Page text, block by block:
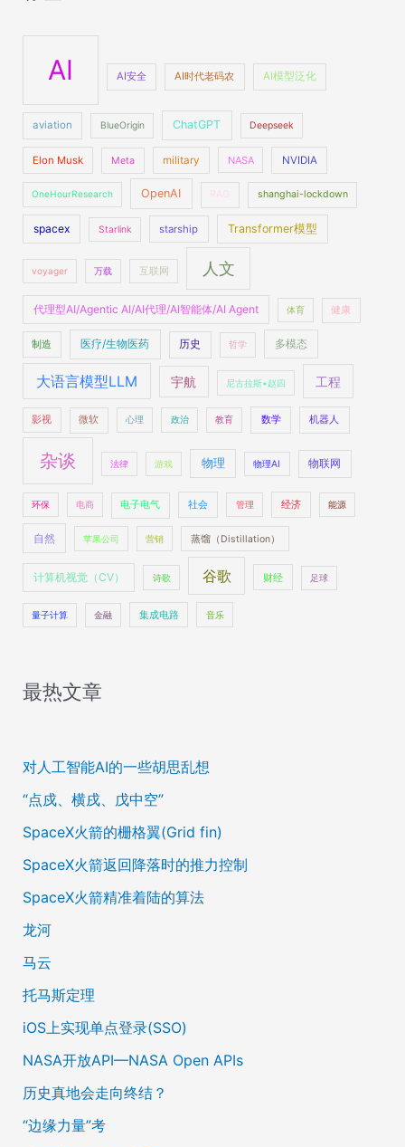
AI AI安全 AI时代老码农 AI模型泛化
aviation BlueOrigin ChatGPT Deepseek
Elon Musk Meta military NASA NVIDIA
OneHourResearch OpenAI RAG shanghai-lockdown
spacex Starlink starship Transformer模型
voyager 万载 互联网 人文
代理型AI/Agentic AI/AI代理/AI智能体/AI Agent 体育 健康
制造 医疗/生物医药 历史 哲学 多模态
大语言模型LLM 宇航 尼古拉斯•赵四 工程
影视 微软 心理 政治 教育 数学 机器人
杂谈 法律 游戏 物理 物理AI 物联网
环保 电商 电子电气 社会 管理 经济 能源
自然 苹果公司 营销 蒸馏（Distillation）
计算机视觉（CV） 诗歌 谷歌 财经 足球
量子计算 金融 集成电路 音乐
最热文章
对人工智能AI的一些胡思乱想
“点戍、横戌、戊中空”
SpaceX火箭的栅格翼(Grid fin)
SpaceX火箭返回降落时的推力控制
SpaceX火箭精准着陆的算法
龙河
马云
托马斯定理
iOS上实现单点登录(SSO)
NASA开放API—NASA Open APIs
历史真地会走向终结？
“边缘力量”考